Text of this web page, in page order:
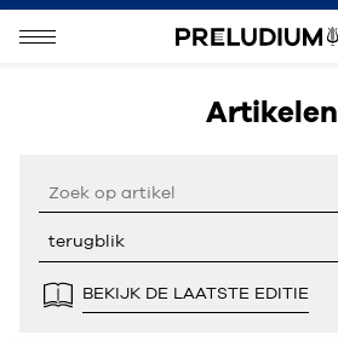
Artikelen
BEKIJK DE LAATSTE EDITIE